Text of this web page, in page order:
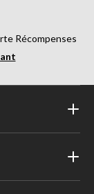
Récompenses